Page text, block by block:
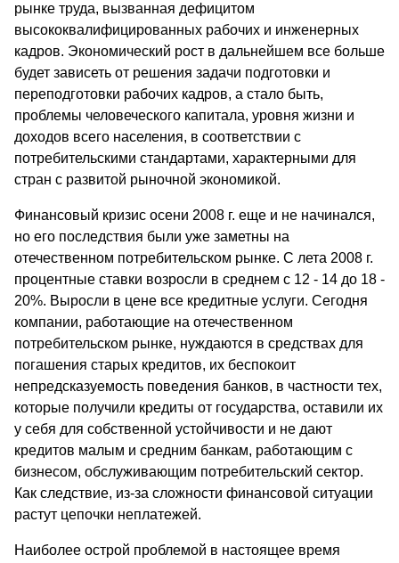
рынке труда, вызванная дефицитом
высококвалифицированных рабочих и инженерных
кадров. Экономический рост в дальнейшем все больше
будет зависеть от решения задачи подготовки и
переподготовки рабочих кадров, а стало быть,
проблемы человеческого капитала, уровня жизни и
доходов всего населения, в соответствии с
потребительскими стандартами, характерными для
стран с развитой рыночной экономикой.
Финансовый кризис осени 2008 г. еще и не начинался,
но его последствия были уже заметны на
отечественном потребительском рынке. С лета 2008 г.
процентные ставки возросли в среднем с 12 - 14 до 18 -
20%. Выросли в цене все кредитные услуги. Сегодня
компании, работающие на отечественном
потребительском рынке, нуждаются в средствах для
погашения старых кредитов, их беспокоит
непредсказуемость поведения банков, в частности тех,
которые получили кредиты от государства, оставили их
у себя для собственной устойчивости и не дают
кредитов малым и средним банкам, работающим с
бизнесом, обслуживающим потребительский сектор.
Как следствие, из-за сложности финансовой ситуации
растут цепочки неплатежей.
Наиболее острой проблемой в настоящее время